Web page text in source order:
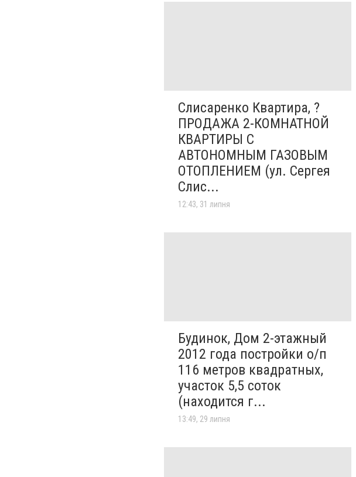
Слисаренко Квартира, ?
ПРОДАЖА 2-КОМНАТНОЙ
КВАРТИРЫ С
АВТОНОМНЫМ ГАЗОВЫМ
ОТОПЛЕНИЕМ (ул. Сергея
Слис...
12:43, 31 липня
Будинок, Дом 2-этажный
2012 года постройки о/п
116 метров квадратных,
участок 5,5 соток
(находится г...
13:49, 29 липня